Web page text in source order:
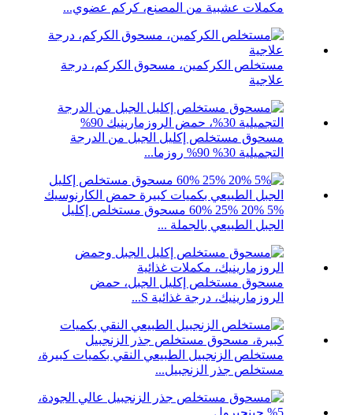
مكملات عشبية من المصنع، كركم عضوي...
مستخلص الكركمين، مسحوق الكركم، درجة
علاجية
مسحوق مستخلص إكليل الجبل من الدرجة
التجميلية 30% 90% روزما...
5% 20% 25% 60% مسحوق مستخلص إكليل
الجبل الطبيعي بالجملة ...
مسحوق مستخلص إكليل الجبل، حمض
الروزمارينيك، درجة غذائية S...
مستخلص الزنجبيل الطبيعي النقي بكميات كبيرة،
مستخلص جذر الزنجبيل...